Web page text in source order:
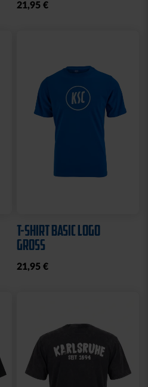
21,95 €
T-SHIRT BASIC LOGO
GROSS
21,95 €